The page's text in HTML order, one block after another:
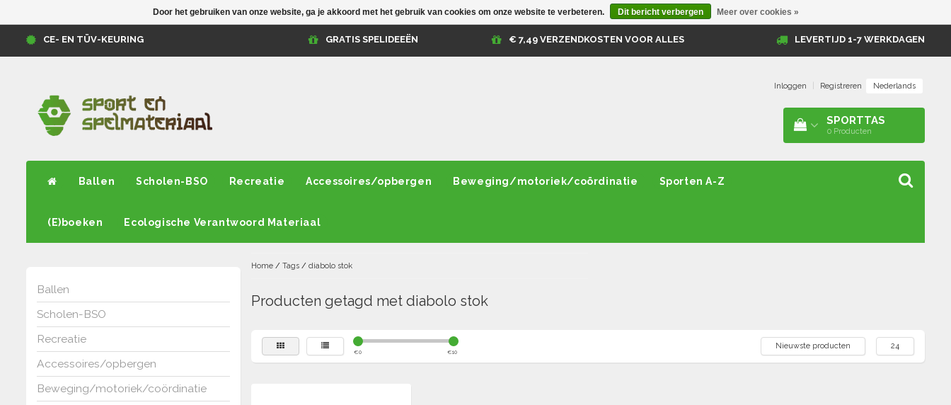
CE- EN TÜV-KEURING GRATIS SPELIDEEËN € 7,49 VERZENDKOSTEN VOOR ALLES LEVERTIJD 1-7 WERKDAGEN
Inloggen Registreren Nederlands
SPORTTAS
0 Producten
Ballen Scholen-BSO Recreatie Accessoires/opbergen Beweging/motoriek/coördinatie Sporten A-Z
(E)boeken Ecologische Verantwoord Materiaal
Ballen
Scholen-BSO
Recreatie
Accessoires/opbergen
Beweging/motoriek/coördinatie
Home/ Tags/ diabolo stok
Producten getagd met diabolo stok
€0 €10
Nieuwste producten 24
Door het gebruiken van onze website, ga je akkoord met het gebruik van cookies om onze website te verbeteren. Dit bericht verbergen Meer over cookies »